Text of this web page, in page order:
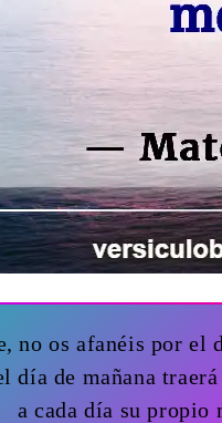
no os afanéis por el
día de mañana
a cada día su propio